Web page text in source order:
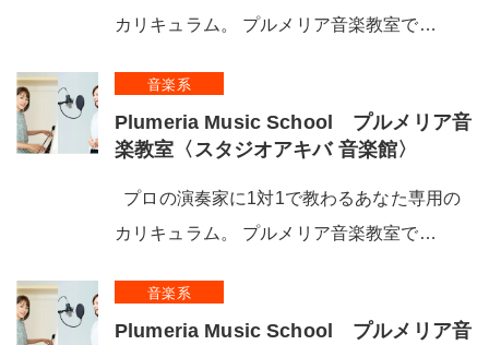
カリキュラム。 プルメリア音楽教室で…
音楽系
Plumeria Music School プルメリア音
楽教室〈スタジオアキバ 音楽館〉
プロの演奏家に1対1で教わるあなた専用の
カリキュラム。 プルメリア音楽教室で…
音楽系
Plumeria Music School プルメリア音